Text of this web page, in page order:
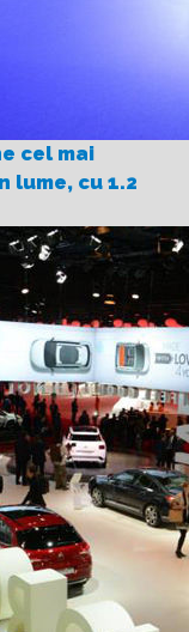
cel mai
lume, cu 1.2